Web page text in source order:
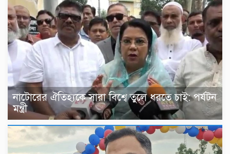
নাটোরের ঐতিহ্যকে সারা বিশ্বে তুলে ধরতে চাই: পর্যটন
মন্ত্রী